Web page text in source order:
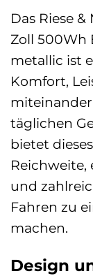
Das Riese
Zoll 500Wh
metallic ist
Komfort,
täglichen
bietet
Reichweite,
und
Fahren zu
machen.
Design